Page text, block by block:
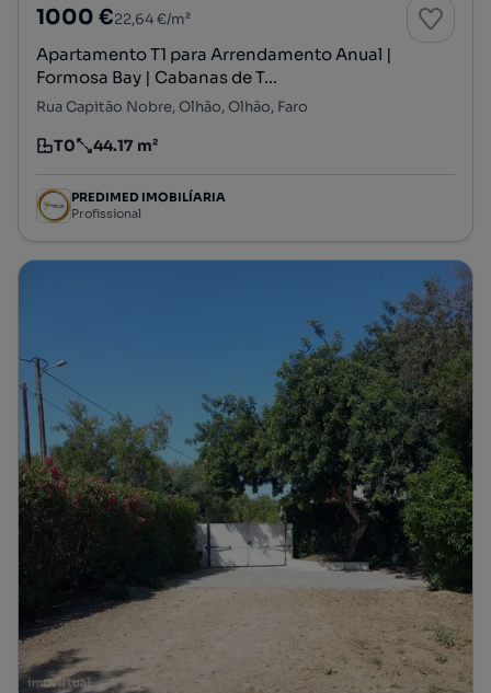
1000 €22,64 €/m²
Apartamento T1 para Arrendamento Anual |
Formosa Bay | Cabanas de T...
Rua Capitão Nobre, Olhão, Olhão, Faro
Tipologia
T0
Preço por metro quadrado
44.17 m²
PREDIMED IMOBILÍARIA
Profissional